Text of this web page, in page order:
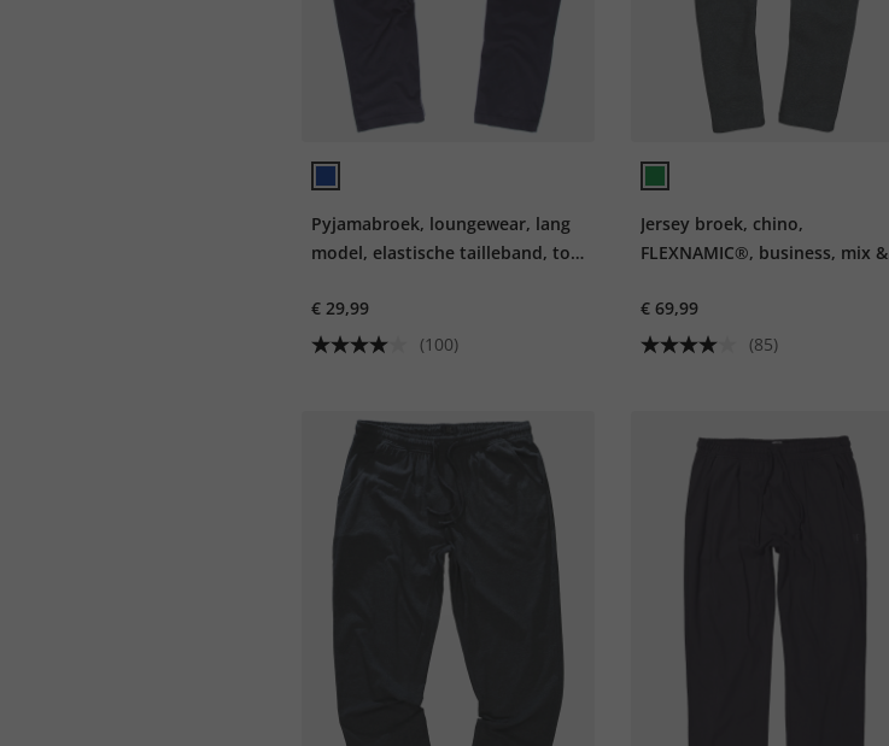
Pyjamabroek, loungewear, lang
model, elastische tailleband, tot
€ 29,99
(100)
Jersey broek, chino,
FLEXNAMIC®, business, mix &
€ 69,99
(85)